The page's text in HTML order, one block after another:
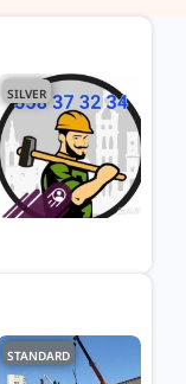
SILVER
STANDARD